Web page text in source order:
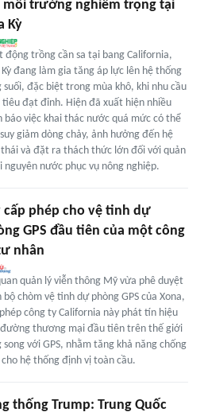
môi trường nghiêm trọng tại
Kỳ
động trồng cần sa tại bang California,
Kỳ đang làm gia tăng áp lực lên hệ thống
suối, đặc biệt trong mùa khô, khi nhu cầu
đạt đỉnh. Hiện đã xuất hiện nhiều
báo việc khai thác nước quá mức có thể
giảm dòng chảy, ảnh hưởng đến hệ
thái và đặt ra thách thức lớn đối với quản
nguyên nước phục vụ nông nghiệp.
cấp phép cho vệ tinh dự
GPS đầu tiên của một công
nhân
quản lý viễn thông Mỹ vừa phê duyệt
bộ chòm vệ tinh dự phòng GPS của Xona,
công ty California này phát tín hiệu
thương mại đầu tiên trên thế giới
song với GPS, nhằm tăng khả năng chống
hệ thống định vị toàn cầu.
thống Trump: Trung Quốc